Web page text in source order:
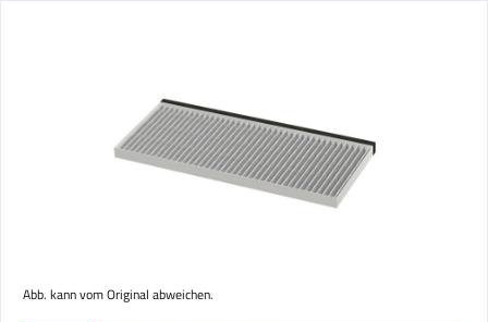
Abb. kann vom Original abweichen.